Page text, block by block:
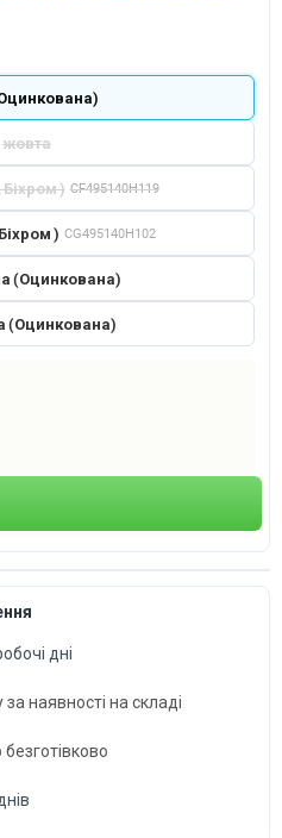
жовта
) CF495140H119
) CG495140H102
(Оцинкована)
(Оцинкована)
дні
наявності на складі